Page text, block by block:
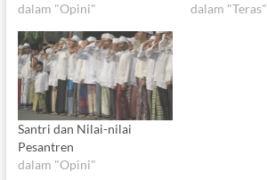
dalam "Opini"
dalam "Teras"
Santri dan Nilai-nilai
Pesantren
dalam "Opini"